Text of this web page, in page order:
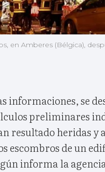
en Amberes (Bélgica),
informaciones, se
preliminares
resultado heridas y
escombros de un
informa la